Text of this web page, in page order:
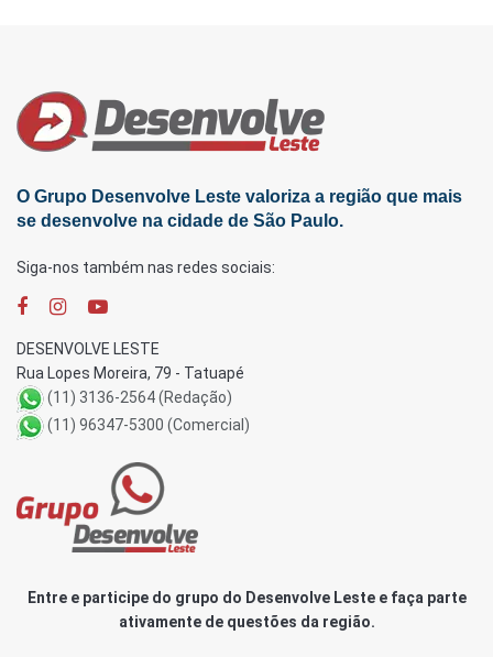
O Grupo Desenvolve Leste valoriza a região que mais
se desenvolve na cidade de São Paulo.
Siga-nos também nas redes sociais:
DESENVOLVE LESTE
Rua Lopes Moreira, 79 - Tatuapé
(11) 3136-2564 (Redação)
(11) 96347-5300 (Comercial)
Entre e participe do grupo do Desenvolve Leste e faça parte
ativamente de questões da região.